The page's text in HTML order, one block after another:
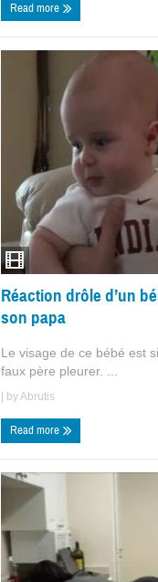
Read more
Réaction drôle d’un
son papa
Le visage de ce bébé est
faux père pleurer. ...
| byAbrutis
Read more